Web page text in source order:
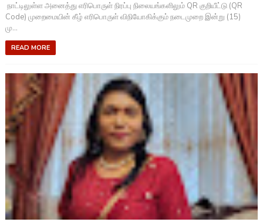
நாட்டிலுள்ள அனைத்து எரிபொருள் நிரப்பு நிலையங்களிலும் QR குறியீட்டு (QR
Code) முறைமையின் கீழ் எரிபொருள் விநியோகிக்கும் நடைமுறை இன்று (15)
மு...
READ MORE